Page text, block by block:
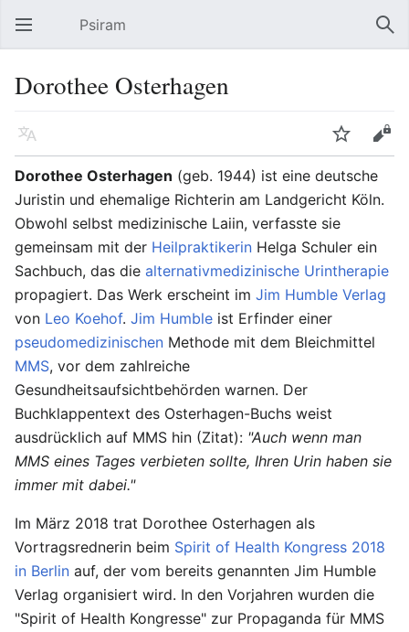
Hauptmenü öffnen Psiram
Dorothee Osterhagen
Sprache Beobachten
Bearbeiten
Dorothee Osterhagen (geb. 1944) ist eine deutsche
Juristin und ehemalige Richterin am Landgericht Köln.
Obwohl selbst medizinische Laiin, verfasste sie
gemeinsam mit der Heilpraktikerin Helga Schuler ein
Sachbuch, das die alternativmedizinische Urintherapie
propagiert. Das Werk erscheint im Jim Humble Verlag
von Leo Koehof. Jim Humble ist Erfinder einer
pseudomedizinischen Methode mit dem Bleichmittel
MMS, vor dem zahlreiche
Gesundheitsaufsichtbehörden warnen. Der
Buchklappentext des Osterhagen-Buchs weist
ausdrücklich auf MMS hin (Zitat): "Auch wenn man
MMS eines Tages verbieten sollte, Ihren Urin haben sie
immer mit dabei."
Im März 2018 trat Dorothee Osterhagen als
Vortragsrednerin beim Spirit of Health Kongress 2018
in Berlin auf, der vom bereits genannten Jim Humble
Verlag organisiert wird. In den Vorjahren wurden die
"Spirit of Health Kongresse" zur Propaganda für MMS